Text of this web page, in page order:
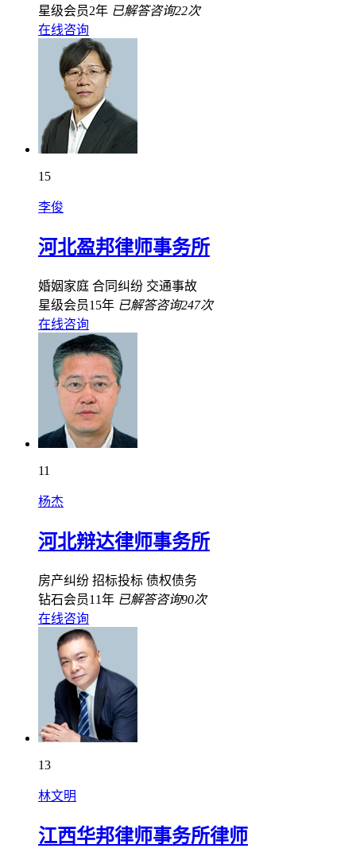
星级会员2年 已解答咨询22次
在线咨询
15
李俊
河北盈邦律师事务所
婚姻家庭 合同纠纷 交通事故
星级会员15年 已解答咨询247次
在线咨询
11
杨杰
河北辩达律师事务所
房产纠纷 招标投标 债权债务
钻石会员11年 已解答咨询90次
在线咨询
13
林文明
江西华邦律师事务所律师